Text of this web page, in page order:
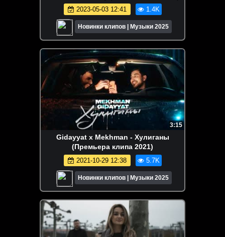
2023-05-03 12:41 1.4K
Новинки клипов | Музыки 2025
3:15
Gidayyat x Mekhman - Хулиганы
(Премьера клипа 2021)
2021-10-29 12:38 5.7K
Новинки клипов | Музыки 2025